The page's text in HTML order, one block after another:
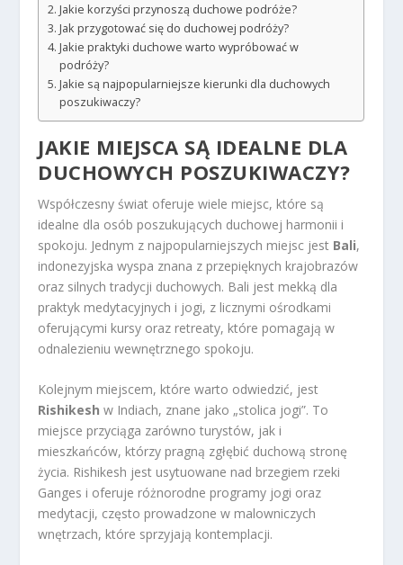
Jakie korzyści przynoszą duchowe podróże?
Jak przygotować się do duchowej podróży?
Jakie praktyki duchowe warto wypróbować w
podróży?
Jakie są najpopularniejsze kierunki dla duchowych
poszukiwaczy?
JAKIE MIEJSCA SĄ IDEALNE DLA
DUCHOWYCH POSZUKIWACZY?
Współczesny świat oferuje wiele miejsc, które są
idealne dla osób poszukujących duchowej harmonii i
spokoju. Jednym z najpopularniejszych miejsc jest Bali,
indonezyjska wyspa znana z przepięknych krajobrazów
oraz silnych tradycji duchowych. Bali jest mekką dla
praktyk medytacyjnych i jogi, z licznymi ośrodkami
oferującymi kursy oraz retreaty, które pomagają w
odnalezieniu wewnętrznego spokoju.
Kolejnym miejscem, które warto odwiedzić, jest
Rishikesh w Indiach, znane jako „stolica jogi”. To
miejsce przyciąga zarówno turystów, jak i
mieszkańców, którzy pragną zgłębić duchową stronę
życia. Rishikesh jest usytuowane nad brzegiem rzeki
Ganges i oferuje różnorodne programy jogi oraz
medytacji, często prowadzone w malowniczych
wnętrzach, które sprzyjają kontemplacji.